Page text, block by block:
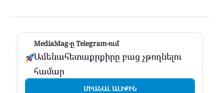
MediaMag-ը Telegram-ում
Ամենահետաքրքիրը բաց չթողնելու
համար
ՄԻԱՆԱԼ ԱԼԻՔԻՆ